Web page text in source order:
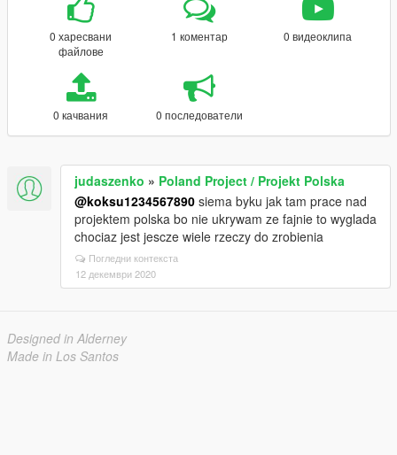
0 харесвани
файлове
1 коментар 0 видеоклипа
0 качвания 0 последователи
judaszenko » Poland Project / Projekt Polska
@koksu1234567890 siema byku jak tam prace nad
projektem polska bo nie ukrywam ze fajnie to wyglada
chociaz jest jescze wiele rzeczy do zrobienia
Погледни контекста
12 декември 2020
Designed in Alderney
Made in Los Santos